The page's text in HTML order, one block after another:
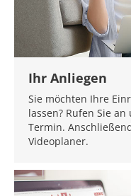
Ihr Anliegen
Sie möchten Ihre
lassen? Rufen Sie
Termin.
Videoplaner.